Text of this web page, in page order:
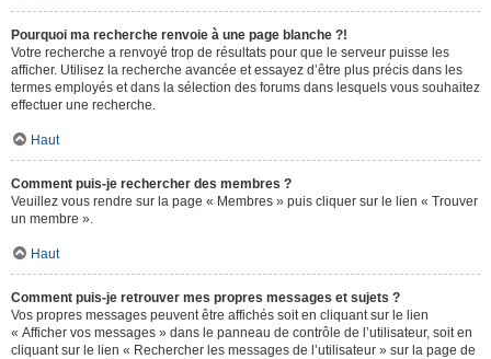
Pourquoi ma recherche renvoie à une page blanche ?!
Votre recherche a renvoyé trop de résultats pour que le serveur puisse les
afficher. Utilisez la recherche avancée et essayez d’être plus précis dans les
termes employés et dans la sélection des forums dans lesquels vous souhaitez
effectuer une recherche.
Haut
Comment puis-je rechercher des membres ?
Veuillez vous rendre sur la page « Membres » puis cliquer sur le lien « Trouver
un membre ».
Haut
Comment puis-je retrouver mes propres messages et sujets ?
Vos propres messages peuvent être affichés soit en cliquant sur le lien
« Afficher vos messages » dans le panneau de contrôle de l’utilisateur, soit en
cliquant sur le lien « Rechercher les messages de l’utilisateur » sur la page de